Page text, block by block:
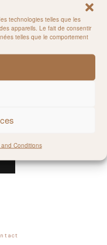
technologies telles que les
appareils. Le fait de consentir
telles que le comportement
and Conditions